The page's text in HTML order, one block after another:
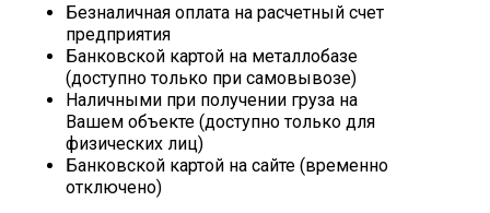
Безналичная оплата на расчетный счет
предприятия
Банковской картой на металлобазе
(доступно только при самовывозе)
Наличными при получении груза на
Вашем объекте (доступно только для
физических лиц)
Банковской картой на сайте (временно
отключено)